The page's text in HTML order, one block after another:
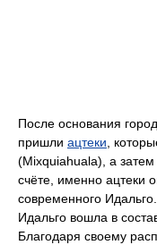
После основания
пришли ацтеки ,
(Mixquiahuala), а
счёте, именно ацтеки
современного
Идальго вошла в
Благодаря своему